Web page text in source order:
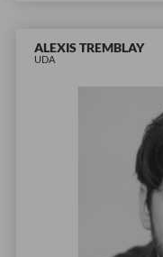
ALEXIS TREMBLAY
UDA